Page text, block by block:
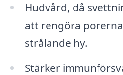
Hudvård, då
att rengöra
strålande hy.
Stärker